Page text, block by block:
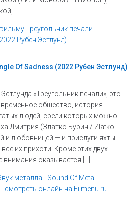
[…]
Of Sadness (2022 Рубен Эстлунд)
«Треугольник печали», это
общество, история
людей, среди которых можно
Дмитрия (Златко Бурич / Zlatko
и любовницей — и прислуги яхты
их прихоти. Кроме этих двух
внимания оказывается […]